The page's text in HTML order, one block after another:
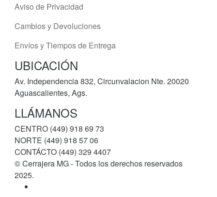
Aviso de Privacidad
Cambios y Devoluciones
Envíos y Tiempos de Entrega
UBICACIÓN
Av. Independencia 832, Circunvalacion Nte. 20020
Aguascalientes, Ags.
LLÁMANOS
CENTRO (449) 918 69 73
NORTE (449) 918 57 06
CONTÁCTO (449) 329 4407
© Cerrajera MG - Todos los derechos reservados
2025.